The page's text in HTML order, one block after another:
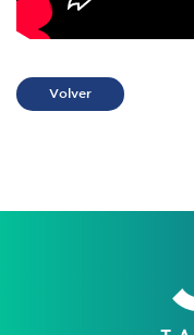
Volver